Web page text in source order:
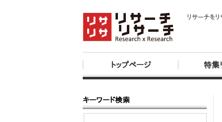
リサーチを
トップページ 特集
キーワード検索